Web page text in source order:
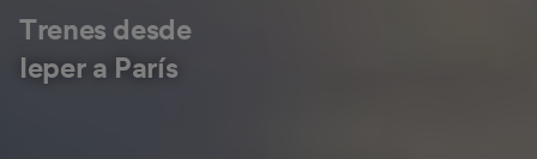
Trenes desde
Ieper a París